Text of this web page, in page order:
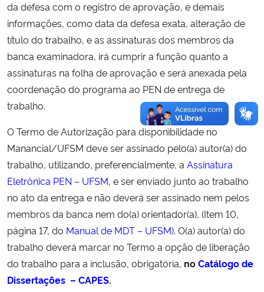
da defesa com o registro de aprovação, e demais
informações, como data da defesa exata, alteração de
título do trabalho, e as assinaturas dos membros da
banca examinadora, irá cumprir a função quanto a
assinaturas na folha de aprovação e será anexada pela
coordenação do programa ao PEN de entrega de
trabalho.
O Termo de Autorização para disponibilidade no
Manancial/UFSM deve ser assinado pelo(a) autor(a) do
trabalho, utilizando, preferencialmente, a Assinatura
Eletrônica PEN – UFSM, e ser enviado junto ao trabalho
no ato da entrega e não deverá ser assinado nem pelos
membros da banca nem do(a) orientador(a), (Item 10,
página 17, do Manual de MDT – UFSM). O(a) autor(a) do
trabalho deverá marcar no Termo a opção de liberação
do trabalho para a inclusão, obrigatória, noCatálogo de
Dissertações – CAPES.